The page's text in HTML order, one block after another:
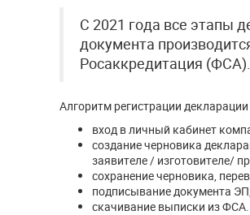
С 2021 года все этапы
документа
Росаккредитация (ФСА).
Алгоритм регистрации
вход в личный кабинет
создание черновика
заявителе / изготовителе/
сохранение черновика,
подписывание документа
скачивание выписки из ФСА.